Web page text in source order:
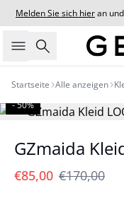
Melden Sie sich hieran
Suche
Startseite Alle anzeigen
- 50%
GZmaida
€85,00 €170,00